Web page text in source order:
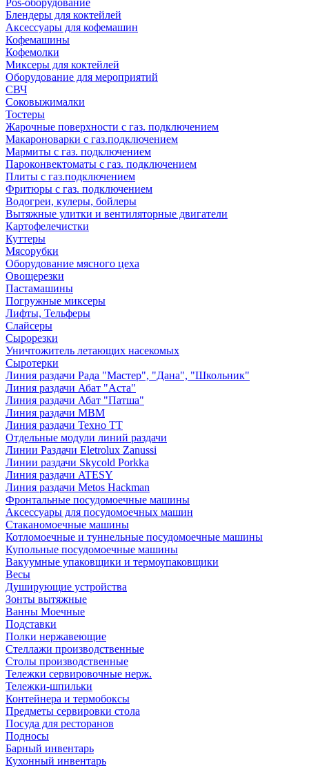
Pos-оборудование
Блендеры для коктейлей
Аксессуары для кофемашин
Кофемашины
Кофемолки
Миксеры для коктейлей
Оборудование для мероприятий
СВЧ
Соковыжималки
Тостеры
Жарочные поверхности с газ. подключением
Макароноварки с газ.подключением
Мармиты с газ. подключением
Пароконвектоматы с газ. подключением
Плиты с газ.подключением
Фритюры с газ. подключением
Водогреи, кулеры, бойлеры
Вытяжные улитки и вентиляторные двигатели
Картофелечистки
Куттеры
Мясорубки
Оборудование мясного цеха
Овощерезки
Пастамашины
Погружные миксеры
Лифты, Тельферы
Слайсеры
Сырорезки
Уничтожитель летающих насекомых
Сыротерки
Линия раздачи Рада "Мастер", "Дана", "Школьник"
Линия раздачи Абат "Аста"
Линия раздачи Абат "Патша"
Линия раздачи МВМ
Линия раздачи Техно ТТ
Отдельные модули линий раздачи
Линии Раздачи Eletrolux Zanussi
Линии раздачи Skycold Porkka
Линия раздачи ATESY
Линия раздачи Metos Hackman
Фронтальные посудомоечные машины
Аксессуары для посудомоечных машин
Стаканомоечные машины
Котломоечные и туннельные посудомоечные машины
Купольные посудомоечные машины
Вакуумные упаковщики и термоупаковщики
Весы
Душирующие устройства
Зонты вытяжные
Ванны Моечные
Подставки
Полки нержавеющие
Стеллажи производственные
Столы производственные
Тележки сервировочные нерж.
Тележки-шпильки
Контейнера и термобоксы
Предметы сервировки стола
Посуда для ресторанов
Подносы
Барный инвентарь
Кухонный инвентарь